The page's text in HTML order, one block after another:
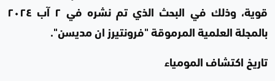
قوية، وذلك في البحث الذي تم نشره في ٢ آب ٢٠٢٤
بالمجلة العلمية المرموقة "فرونتيرز ان مديسن".
تاريخ اكتشاف المومياء